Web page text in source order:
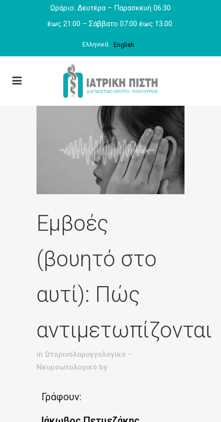
Ωράριο: Δευτέρα – Παρασκευή 06:30
έως 21:00 – Σάββατο 07.00 έως 13.00
Ελληνικά English
Εμβοές
(βουητό στο
αυτί): Πώς
αντιμετωπίζονται
in Ωτορινολαρυγγολογικό –
Νευροωτολογικό by
Γράφουν: